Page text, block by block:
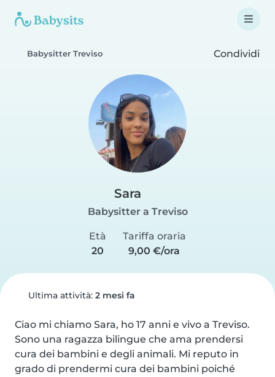
Babysitter Treviso Condividi
Sara
Babysitter a Treviso
Età
20
Tariffa oraria
9,00 €/ora
Ultima attività: 2 mesi fa
Ciao mi chiamo Sara, ho 17 anni e vivo a Treviso.
Sono una ragazza bilingue che ama prendersi
cura dei bambini e degli animali. Mi reputo in
grado di prendermi cura dei bambini poiché